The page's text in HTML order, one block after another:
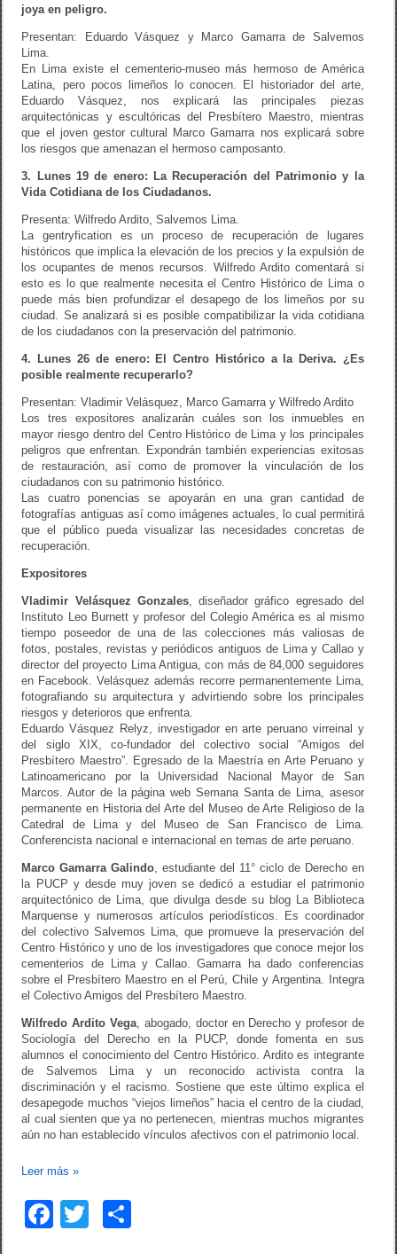
joya en peligro.
Presentan: Eduardo Vásquez y Marco Gamarra de Salvemos
Lima.
En Lima existe el cementerio-museo más hermoso de América
Latina, pero pocos limeños lo conocen. El historiador del arte,
Eduardo Vásquez, nos explicará las principales piezas
arquitectónicas y escultóricas del Presbítero Maestro, mientras
que el joven gestor cultural Marco Gamarra nos explicará sobre
los riesgos que amenazan el hermoso camposanto.
3. Lunes 19 de enero: La Recuperación del Patrimonio y la
Vida Cotidiana de los Ciudadanos.
Presenta: Wilfredo Ardito, Salvemos Lima.
La gentryfication es un proceso de recuperación de lugares
históricos que implica la elevación de los precios y la expulsión de
los ocupantes de menos recursos. Wilfredo Ardito comentará si
esto es lo que realmente necesita el Centro Histórico de Lima o
puede más bien profundizar el desapego de los limeños por su
ciudad. Se analizará si es posible compatibilizar la vida cotidiana
de los ciudadanos con la preservación del patrimonio.
4. Lunes 26 de enero: El Centro Histórico a la Deriva. ¿Es
posible realmente recuperarlo?
Presentan: Vladimir Velásquez, Marco Gamarra y Wilfredo Ardito
Los tres expositores analizarán cuáles son los inmuebles en
mayor riesgo dentro del Centro Histórico de Lima y los principales
peligros que enfrentan. Expondrán también experiencias exitosas
de restauración, así como de promover la vinculación de los
ciudadanos con su patrimonio histórico.
Las cuatro ponencias se apoyarán en una gran cantidad de
fotografías antiguas así como imágenes actuales, lo cual permitirá
que el público pueda visualizar las necesidades concretas de
recuperación.
Expositores
Vladimir Velásquez Gonzales, diseñador gráfico egresado del
Instituto Leo Burnett y profesor del Colegio América es al mismo
tiempo poseedor de una de las colecciones más valiosas de
fotos, postales, revistas y periódicos antiguos de Lima y Callao y
director del proyecto Lima Antigua, con más de 84,000 seguidores
en Facebook. Velásquez además recorre permanentemente Lima,
fotografiando su arquitectura y advirtiendo sobre los principales
riesgos y deterioros que enfrenta.
Eduardo Vásquez Relyz, investigador en arte peruano virreinal y
del siglo XIX, co-fundador del colectivo social “Amigos del
Presbítero Maestro”. Egresado de la Maestría en Arte Peruano y
Latinoamericano por la Universidad Nacional Mayor de San
Marcos. Autor de la página web Semana Santa de Lima, asesor
permanente en Historia del Arte del Museo de Arte Religioso de la
Catedral de Lima y del Museo de San Francisco de Lima.
Conferencista nacional e internacional en temas de arte peruano.
Marco Gamarra Galindo, estudiante del 11° ciclo de Derecho en
la PUCP y desde muy joven se dedicó a estudiar el patrimonio
arquitectónico de Lima, que divulga desde su blog La Biblioteca
Marquense y numerosos artículos periodísticos. Es coordinador
del colectivo Salvemos Lima, que promueve la preservación del
Centro Histórico y uno de los investigadores que conoce mejor los
cementerios de Lima y Callao. Gamarra ha dado conferencias
sobre el Presbítero Maestro en el Perú, Chile y Argentina. Integra
el Colectivo Amigos del Presbítero Maestro.
Wilfredo Ardito Vega, abogado, doctor en Derecho y profesor de
Sociología del Derecho en la PUCP, donde fomenta en sus
alumnos el conocimiento del Centro Histórico. Ardito es integrante
de Salvemos Lima y un reconocido activista contra la
discriminación y el racismo. Sostiene que este último explica el
desapegode muchos “viejos limeños” hacia el centro de la ciudad,
al cual sienten que ya no pertenecen, mientras muchos migrantes
aún no han establecido vínculos afectivos con el patrimonio local.
Leer más»
F